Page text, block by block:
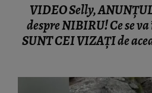
VIDEO Selly,
despre NIBIRU! Ce se
SUNT CEI VIZAȚI de